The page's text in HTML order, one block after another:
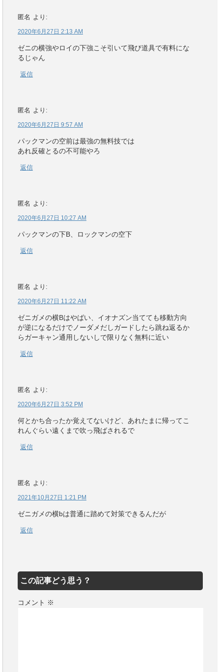
匿名 より:
2020年6月27日 2:13 AM
ゼニの横強やロイの下強こそ引いて飛び道具で有料にな
るじゃん
返信
匿名 より:
2020年6月27日 9:57 AM
パックマンの空前は最強の無料技では
あれ反確とるの不可能やろ
返信
匿名 より:
2020年6月27日 10:27 AM
パックマンの下B、ロックマンの空下
返信
匿名 より:
2020年6月27日 11:22 AM
ゼニガメの横Bはやばい、イオナズン当てても移動方向
が逆になるだけでノーダメだしガードしたら跳ね返るか
らガーキャン通用しないしで限りなく無料に近い
返信
匿名 より:
2020年6月27日 3:52 PM
何とかち合ったか覚えてないけど、あれたまに帰ってこ
れんぐらい遠くまで吹っ飛ばされるで
返信
匿名 より:
2021年10月27日 1:21 PM
ゼニガメの横bは普通に踏めて対策できるんだが
返信
この記事どう思う？
コメント ※